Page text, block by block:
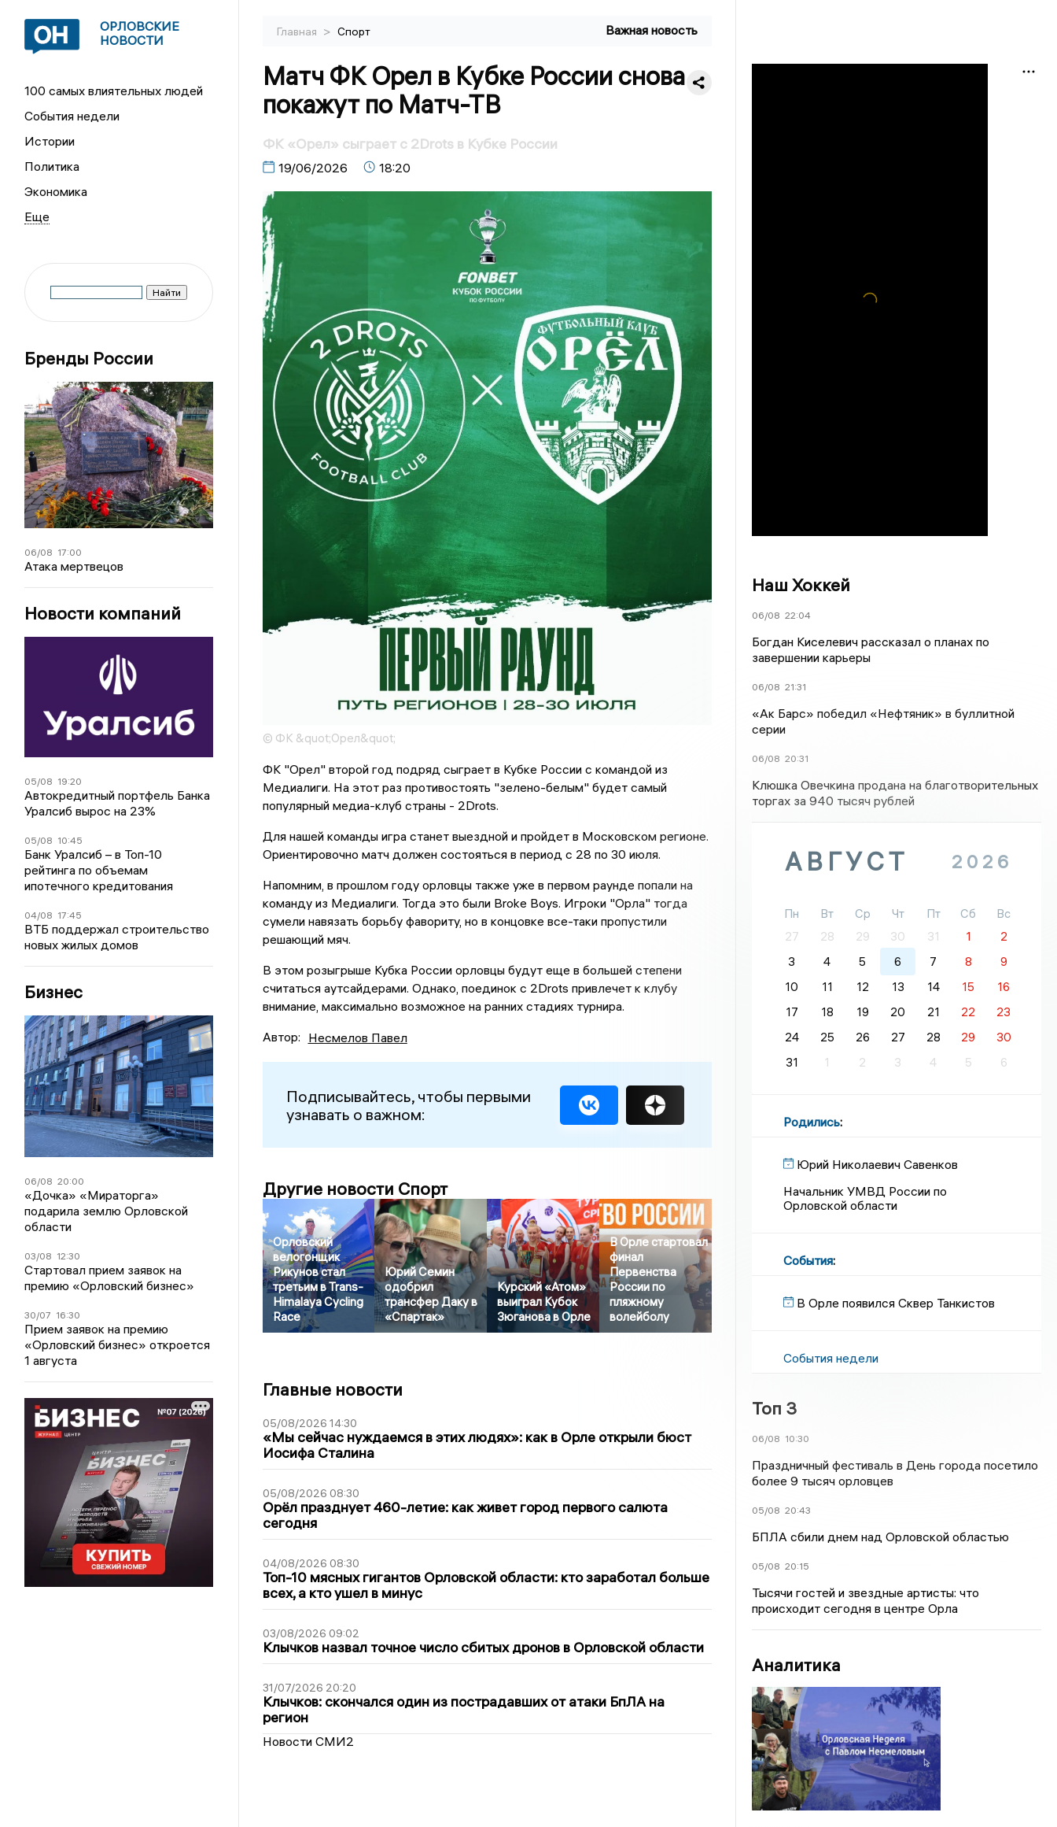
ОРЛОВСКИЕ
НОВОСТИ
100 самых влиятельных людей
События недели
Истории
Политика
Экономика
Бренды России
06/08 17:00
Атака мертвецов
Новости компаний
05/08 19:20
Автокредитный портфель Банка
Уралсиб вырос на 23%
05/08 10:45
Банк Уралсиб – в Топ-10
рейтинга по объемам
ипотечного кредитования
04/08 17:45
ВТБ поддержал строительство
новых жилых домов
Бизнес
06/08 20:00
«Дочка» «Мираторга»
подарила землю Орловской
области
03/08 12:30
Стартовал прием заявок на
премию «Орловский бизнес»
30/07 16:30
Прием заявок на премию
«Орловский бизнес» откроется
1 августа
Главная > Спорт Важная новость
Матч ФК Орел в Кубке России снова
покажут по Матч-ТВ
ФК «Орел» сыграет с 2Drots в Кубке России
19/06/2026 18:20
© ФК &quot;Орел&quot;
ФК "Орел" второй год подряд сыграет в Кубке России с командой из
Медиалиги. На этот раз противостоять "зелено-белым" будет самый
популярный медиа-клуб страны - 2Drots.
Для нашей команды игра станет выездной и пройдет в Московском регионе.
Ориентировочно матч должен состояться в период с 28 по 30 июля.
Напомним, в прошлом году орловцы также уже в первом раунде попали на
команду из Медиалиги. Тогда это были Broke Boys. Игроки "Орла" тогда
сумели навязать борьбу фавориту, но в концовке все-таки пропустили
решающий мяч.
В этом розыгрыше Кубка России орловцы будут еще в большей степени
считаться аутсайдерами. Однако, поединок с 2Drots привлечет к клубу
внимание, максимально возможное на ранних стадиях турнира.
Автор: Несмелов Павел
Подписывайтесь, чтобы первыми
узнавать о важном:
Другие новости Спорт
Орловский
велогонщик
Рикунов стал
третьим в Trans-
Himalaya Cycling
Race
Юрий Семин
одобрил
трансфер Даку в
«Спартак»
Курский «Атом»
выиграл Кубок
Зюганова в Орле
В Орле стартовал
финал
Первенства
России по
пляжному
волейболу
Главные новости
05/08/2026 14:30
«Мы сейчас нуждаемся в этих людях»: как в Орле открыли бюст
Иосифа Сталина
05/08/2026 08:30
Орёл празднует 460-летие: как живет город первого салюта
сегодня
04/08/2026 08:30
Топ-10 мясных гигантов Орловской области: кто заработал больше
всех, а кто ушел в минус
03/08/2026 09:02
Клычков назвал точное число сбитых дронов в Орловской области
31/07/2026 20:20
Клычков: скончался один из пострадавших от атаки БпЛА на
регион
Новости СМИ2
Наш Хоккей
06/08 22:04
Богдан Киселевич рассказал о планах по
завершении карьеры
06/08 21:31
«Ак Барс» победил «Нефтяник» в буллитной
серии
06/08 20:31
Клюшка Овечкина продана на благотворительных
торгах за 940 тысяч рублей
АВГУСТ 2026
Пн Вт Ср Чт Пт Сб
Вс
27
28 29 30 31 1
2
3
4 5 6 7 8
9
10
11 12 13 14 15
16
17
18 19 20 21 22
23
24
25 26 27 28 29
30
31
1 2 3 4 5 6
Родились:
Юрий Николаевич Савенков
Начальник УМВД России по
Орловской области
События:
В Орле появился Сквер Танкистов
События недели
Топ 3
06/08 10:30
Праздничный фестиваль в День города посетило
более 9 тысяч орловцев
05/08 20:43
БПЛА сбили днем над Орловской областью
05/08 20:15
Тысячи гостей и звездные артисты: что
происходит сегодня в центре Орла
Аналитика